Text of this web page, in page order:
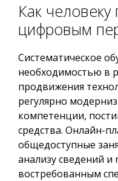
Как человеку
цифровым
Систематическое
необходимостью в
продвижения
регулярно
компетенции,
средства. Онлайн-
общедоступные
анализу сведений
востребованным